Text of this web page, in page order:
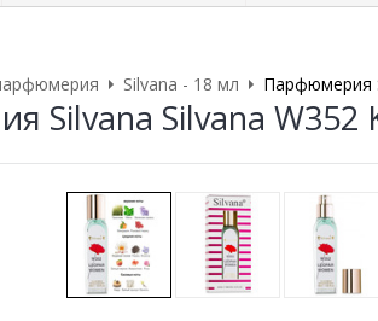
Silvana - 18 мл Парфюмерия
Silvana Silvana W352